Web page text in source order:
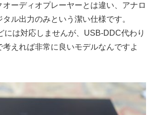
ーディオプレーヤーとは違い、アナロ
ル出力のみという潔い仕様です。
には対応しませんが、USB-DDC代わり
考えれば非常に良いモデルなんですよ